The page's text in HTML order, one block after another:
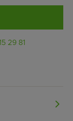
29 81